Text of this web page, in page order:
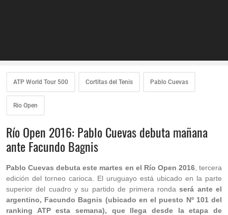
ATP World Tour 500 Cortitas del Tenis Pablo Cuevas
Rio Open
Río Open 2016: Pablo Cuevas debuta mañana
ante Facundo Bagnis
Pablo Cuevas debuta este martes en el Río Open 2016, tercera
edición del torneo carioca. El uruguayo está ubicado en la parte
superior del cuadro y su partido de primera rondaserá ante el
argentino, Facundo Bagnis (ubicado en el puesto Nº 101 del
ranking ATP esta semana), que llega desde la etapa de